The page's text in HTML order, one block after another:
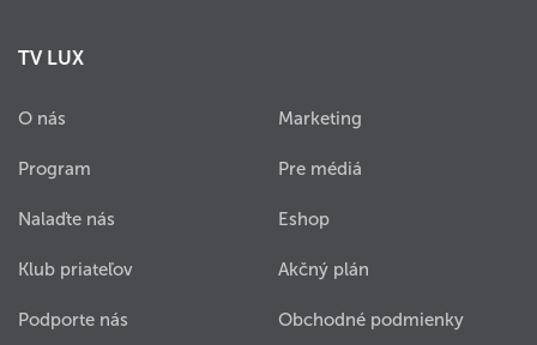
TV LUX
O nás
Program
Nalaďte nás
Klub priateľov
Podporte nás
Marketing
Pre médiá
Eshop
Akčný plán
Obchodné podmienky